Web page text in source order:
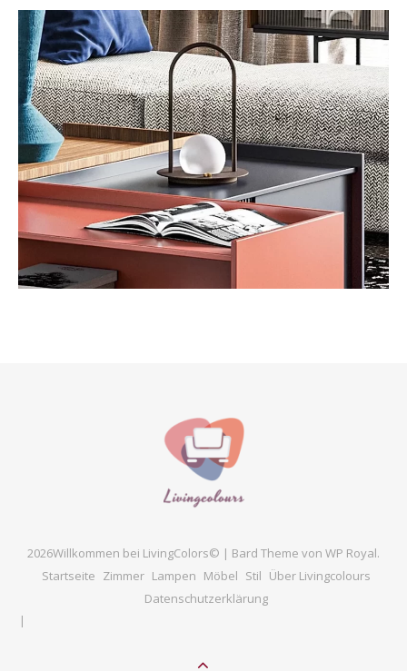
2026Willkommen bei LivingColors© | Bard Theme von WP Royal.
Startseite Zimmer Lampen Möbel Stil Über Livingcolours
Datenschutzerklärung